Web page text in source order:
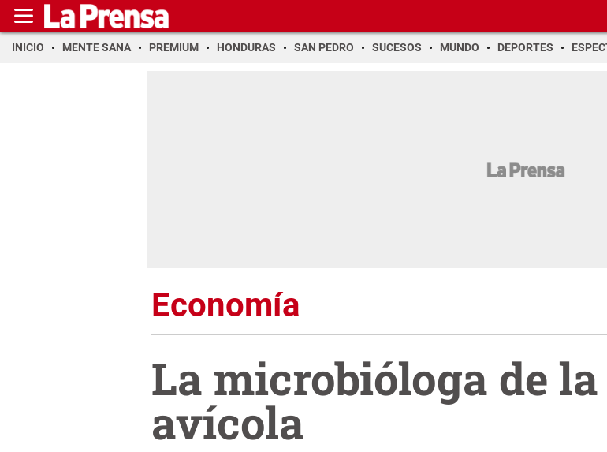
INICIO MENTE SANA PREMIUM HONDURAS SAN PEDRO SUCESOS MUNDO DEPORTES
Economía
La microbióloga de
avícola